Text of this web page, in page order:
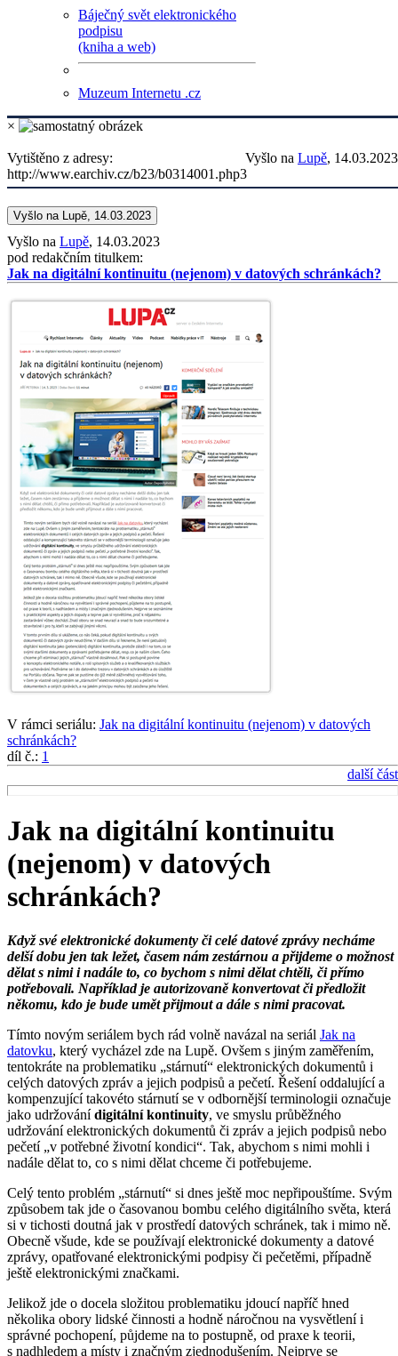
Báječný svět elektronického
podpisu
(kniha a web)
Muzeum Internetu .cz
×
Vyšlo na Lupě, 14.03.2023
Vytištěno z adresy:
http://www.earchiv.cz/b23/b0314001.php3
Vyšlo na Lupě, 14.03.2023
Vyšlo na Lupě, 14.03.2023
pod redakčním titulkem:
Jak na digitální kontinuitu (nejenom) v datových schránkách?
V rámci seriálu: Jak na digitální kontinuitu (nejenom) v datových
schránkách?
díl č.: 1
další část
Jak na digitální kontinuitu
(nejenom) v datových
schránkách?
Když své elektronické dokumenty či celé datové zprávy necháme
delší dobu jen tak ležet, časem nám zestárnou a přijdeme o možnost
dělat s nimi i nadále to, co bychom s nimi dělat chtěli, či přímo
potřebovali. Například je autorizovaně konvertovat či předložit
někomu, kdo je bude umět přijmout a dále s nimi pracovat.
Tímto novým seriálem bych rád volně navázal na seriál Jak na
datovku, který vycházel zde na Lupě. Ovšem s jiným zaměřením,
tentokráte na problematiku „stárnutí“ elektronických dokumentů i
celých datových zpráv a jejich podpisů a pečetí. Řešení oddalující a
kompenzující takovéto stárnutí se v odbornější terminologii označuje
jako udržovánídigitální kontinuity, ve smyslu průběžného
udržování elektronických dokumentů či zpráv a jejich podpisů nebo
pečetí „v potřebné životní kondici“. Tak, abychom s nimi mohli i
nadále dělat to, co s nimi dělat chceme či potřebujeme.
Celý tento problém „stárnutí“ si dnes ještě moc nepřipouštíme. Svým
způsobem tak jde o časovanou bombu celého digitálního světa, která
si v tichosti doutná jak v prostředí datových schránek, tak i mimo ně.
Obecně všude, kde se používají elektronické dokumenty a datové
zprávy, opatřované elektronickými podpisy či pečetěmi, případně
ještě elektronickými značkami.
Jelikož jde o docela složitou problematiku jdoucí napříč hned
několika obory lidské činnosti a hodně náročnou na vysvětlení i
správné pochopení, půjdeme na to postupně, od praxe k teorii,
s nadhledem a místy i značným zjednodušením. Nejprve se